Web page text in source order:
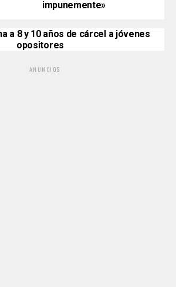
impunemente»
a 8 y 10 años de cárcel a jóvenes
opositores
ANUNCIOS